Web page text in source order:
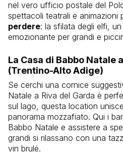
nel vero ufficio postale del
spettacoli teatrali e animazioni
perdere: la sfilata degli elfi,
emozionante per grandi e
La Casa di Babbo Natale
(Trentino-Alto Adige)
Se cerchi una cornice
Natale a Riva del Garda è
sul lago, questa location
panorama mozzafiato. Qui i
Babbo Natale e assistere a
grandi si rilassano con una
vin brulé.